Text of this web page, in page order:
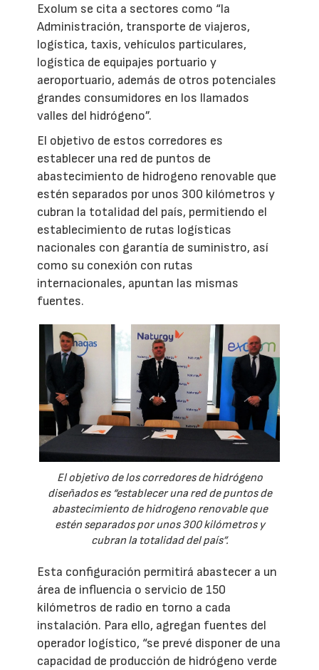
Exolum se cita a sectores como “la
Administración, transporte de viajeros,
logística, taxis, vehículos particulares,
logística de equipajes portuario y
aeroportuario, además de otros potenciales
grandes consumidores en los llamados
valles del hidrógeno”.
El objetivo de estos corredores es
establecer una red de puntos de
abastecimiento de hidrogeno renovable que
estén separados por unos 300 kilómetros y
cubran la totalidad del país, permitiendo el
establecimiento de rutas logísticas
nacionales con garantía de suministro, así
como su conexión con rutas
internacionales, apuntan las mismas
fuentes.
El objetivo de los corredores de hidrógeno
diseñados es “establecer una red de puntos de
abastecimiento de hidrogeno renovable que
estén separados por unos 300 kilómetros y
cubran la totalidad del país”.
Esta configuración permitirá abastecer a un
área de influencia o servicio de 150
kilómetros de radio en torno a cada
instalación. Para ello, agregan fuentes del
operador logístico, “se prevé disponer de una
capacidad de producción de hidrógeno verde